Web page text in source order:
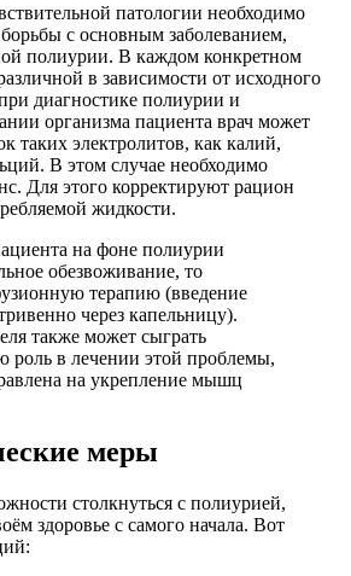
патологии необходимо
с основным заболеванием,
полиурии. В каждом конкретном
в зависимости от исходного
диагностике полиурии и
организма пациента врач может
таких электролитов, как калий,
В этом случае необходимо
Для этого корректируют рацион
жидкости.
на фоне полиурии
обезвоживание, то
терапию (введение
через капельницу).
также может сыграть
роль в лечении этой проблемы,
на укрепление мышц
меры
столкнуться с полиурией,
здоровье с самого начала. Вот